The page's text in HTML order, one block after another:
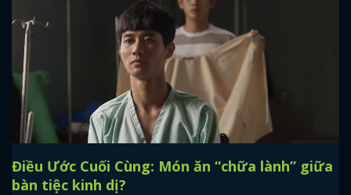
Điều Ước Cuối Cùng: Món ăn “chữa lành” giữa
bàn tiệc kinh dị?